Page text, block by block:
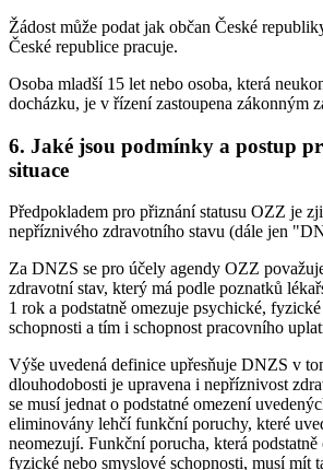
Žádost může podat jak občan České
České republice pracuje.
Osoba mladší 15 let nebo osoba, která
docházku, je v řízení zastoupena zákonným
6. Jaké jsou podmínky a postup
situace
Předpokladem pro přiznání statusu OZZ je
nepříznivého zdravotního stavu (dále jen
Za DNZS se pro účely agendy OZZ
zdravotní stav, který má podle poznatků
1 rok a podstatně omezuje psychické,
schopnosti a tím i schopnost pracovního
Výše uvedená definice upřesňuje DNZS v
dlouhodobosti je upravena i nepříznivost
se musí jednat o podstatné omezení
eliminovány lehčí funkční poruchy, které
neomezují. Funkční porucha, která
fyzické nebo smyslové schopnosti, musí mít